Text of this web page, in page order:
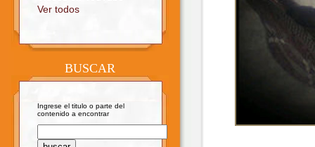
Ver todos
BUSCAR
Ingrese el titulo o parte del
contenido a encontrar